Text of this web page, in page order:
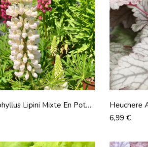
Lipini Mixte En Pot
Heuchere
Prix
6,99 €